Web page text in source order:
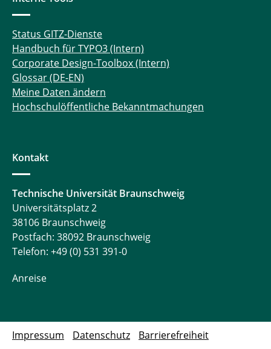
Status GITZ-Dienste
Handbuch für TYPO3 (Intern)
Corporate Design-Toolbox (Intern)
Glossar (DE-EN)
Meine Daten ändern
Hochschulöffentliche Bekanntmachungen
Kontakt
Technische Universität Braunschweig
Universitätsplatz 2
38106 Braunschweig
Postfach: 38092 Braunschweig
Telefon: +49 (0) 531 391-0
Anreise
Impressum Datenschutz Barrierefreiheit